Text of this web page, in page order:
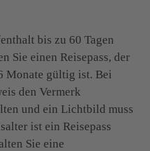
bis zu 60 Tagen
Sie einen Reisepass, der
Monate gültig ist. Bei
den Vermerk
und ein Lichtbild muss
ist ein Reisepass
Sie eine